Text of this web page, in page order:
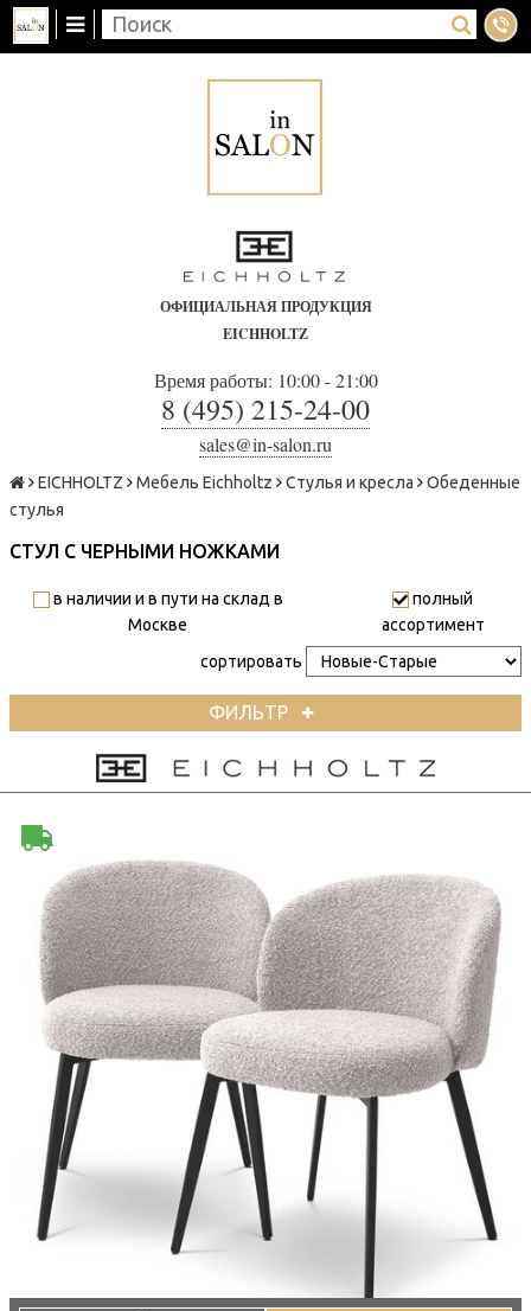
ОФИЦИАЛЬНАЯ ПРОДУКЦИЯ
EICHHOLTZ
Время работы: 10:00 - 21:00
8 (495) 215-24-00
sales@in-salon.ru
EICHHOLTZ Мебель Eichholtz Стулья и кресла
Обеденные
стулья
СТУЛ С ЧЕРНЫМИ НОЖКАМИ
в наличии и в пути на склад в
Москве
полный
ассортимент
сортировать
ФИЛЬТР